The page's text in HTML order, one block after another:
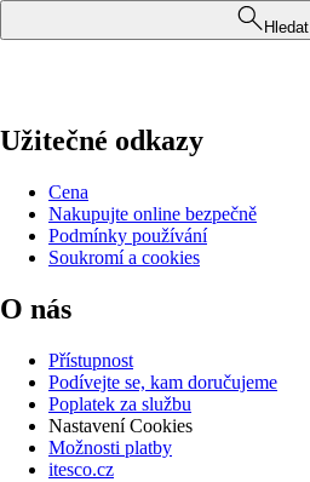
Hledat
Užitečné odkazy
Cena
Nakupujte online bezpečně
Podmínky používání
Soukromí a cookies
O nás
Přístupnost
Podívejte se, kam doručujeme
Poplatek za službu
Nastavení Cookies
Možnosti platby
itesco.cz